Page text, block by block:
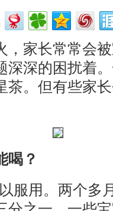
家长常常会被
深深的困扰着
茶。但有些家
喝？
用。两个多